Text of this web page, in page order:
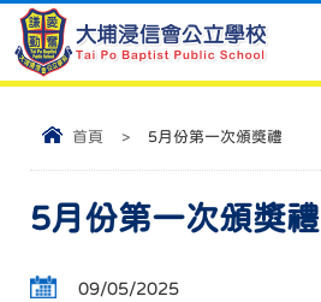
首頁 > 5月份第一次頒獎禮
5月份第一次頒獎禮
09/05/2025